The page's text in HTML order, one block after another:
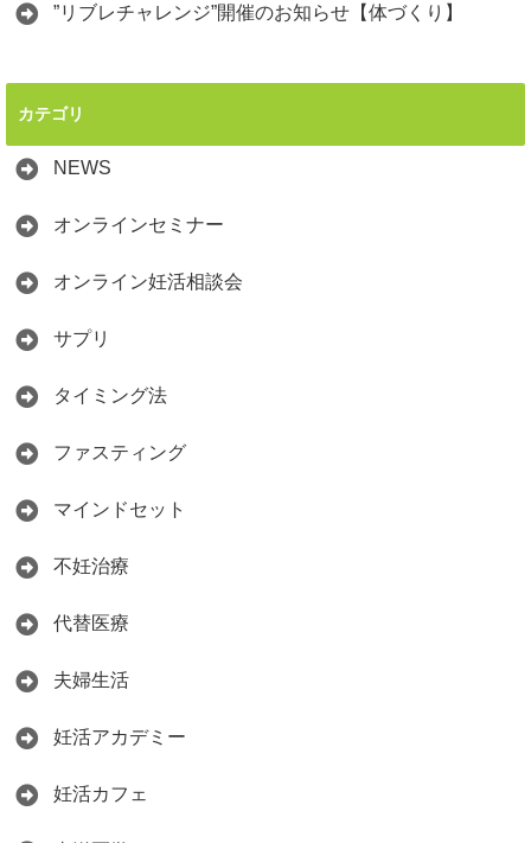
”リブレチャレンジ”開催のお知らせ【体づくり】
カテゴリ
NEWS
オンラインセミナー
オンライン妊活相談会
サプリ
タイミング法
ファスティング
マインドセット
不妊治療
代替医療
夫婦生活
妊活アカデミー
妊活カフェ